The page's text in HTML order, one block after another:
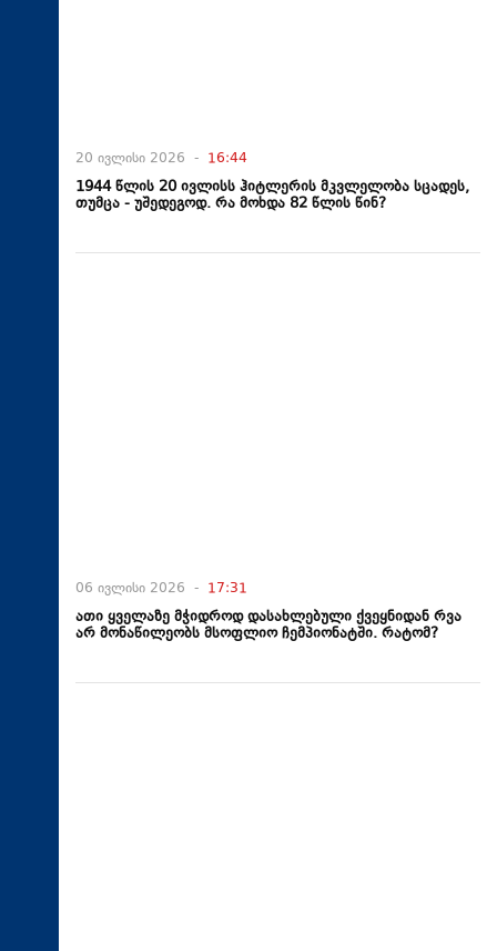
20 ივლისი 2026 - 16:44
1944 წლის 20 ივლისს ჰიტლერის მკვლელობა სცადეს,
თუმცა - უშედეგოდ. რა მოხდა 82 წლის წინ?
06 ივლისი 2026 - 17:31
ათი ყველაზე მჭიდროდ დასახლებული ქვეყნიდან რვა
არ მონაწილეობს მსოფლიო ჩემპიონატში. რატომ?